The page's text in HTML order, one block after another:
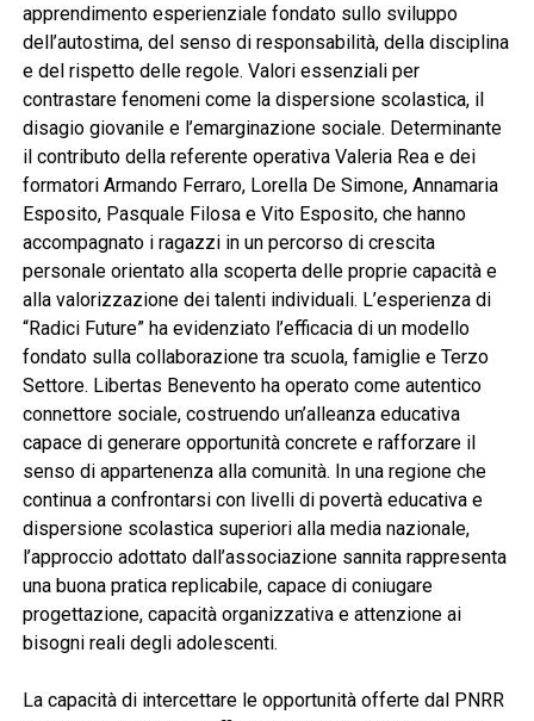
apprendimento esperienziale fondato sullo sviluppo
dell’autostima, del senso di responsabilità, della disciplina
e del rispetto delle regole. Valori essenziali per
contrastare fenomeni come la dispersione scolastica, il
disagio giovanile e l’emarginazione sociale. Determinante
il contributo della referente operativa Valeria Rea e dei
formatori Armando Ferraro, Lorella De Simone, Annamaria
Esposito, Pasquale Filosa e Vito Esposito, che hanno
accompagnato i ragazzi in un percorso di crescita
personale orientato alla scoperta delle proprie capacità e
alla valorizzazione dei talenti individuali. L’esperienza di
“Radici Future” ha evidenziato l’efficacia di un modello
fondato sulla collaborazione tra scuola, famiglie e Terzo
Settore. Libertas Benevento ha operato come autentico
connettore sociale, costruendo un’alleanza educativa
capace di generare opportunità concrete e rafforzare il
senso di appartenenza alla comunità. In una regione che
continua a confrontarsi con livelli di povertà educativa e
dispersione scolastica superiori alla media nazionale,
l’approccio adottato dall’associazione sannita rappresenta
una buona pratica replicabile, capace di coniugare
progettazione, capacità organizzativa e attenzione ai
bisogni reali degli adolescenti.
La capacità di intercettare le opportunità offerte dal PNRR